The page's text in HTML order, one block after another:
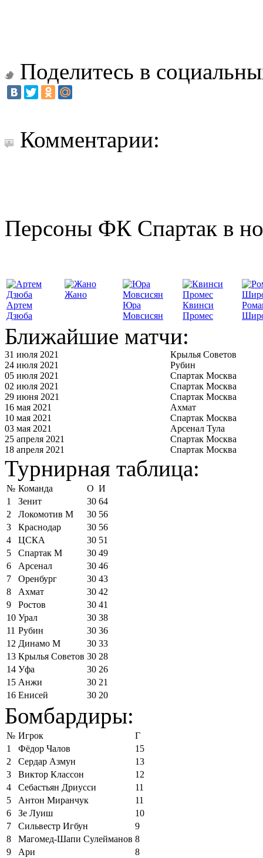
Поделитесь в
Комментарии:
Персоны ФК Спартак в
Артем
Дзюба
Жано
Юра
Мовсисян
Квинси
Промес
Ближайшие матчи:
31 июля 2021
Крылья Советов
24 июля 2021
Рубин
05 июля 2021
Спартак Москва
02 июля 2021
Спартак Москва
29 июня 2021
Спартак Москва
16 мая 2021
Ахмат
10 мая 2021
Спартак Москва
03 мая 2021
Арсенал Тула
25 апреля 2021
Спартак Москва
18 апреля 2021
Спартак Москва
Турнирная таблица:
№ Команда О И
1
Зенит 30 64
2
Локомотив М 30 56
3
Краснодар 30 56
4
ЦСКА 30 51
5
Спартак М 30 49
6
Арсенал 30 46
7
Оренбург 30 43
8
Ахмат 30 42
9
Ростов 30 41
10 Урал 30 38
11 Рубин 30 36
12 Динамо М 30 33
13 Крылья Советов 30 28
14 Уфа 30 26
15 Анжи 30 21
16 Енисей 30 20
Бомбардиры:
№ Игрок
Г
1
Фёдор Чалов
15
2
Сердар Азмун
13
3
Виктор Классон
12
4
Себастьян Дриусси
11
5
Антон Миранчук
11
6
Зе Луиш
10
7
Сильвестр Игбун
9
8
Магомед-Шапи Сулейманов 8
9
Ари 8